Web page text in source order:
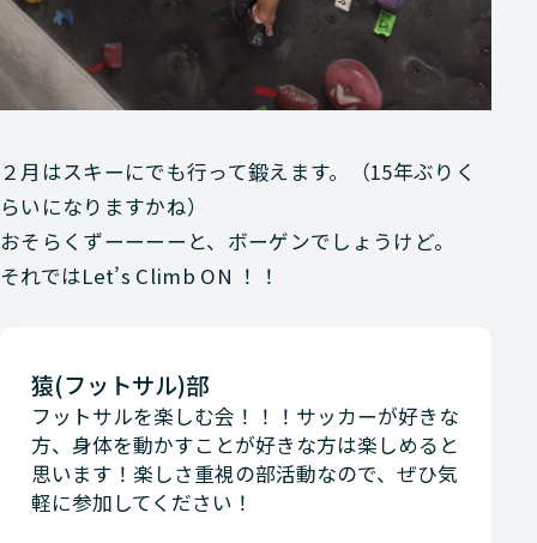
２月はスキーにでも行って鍛えます。（15年ぶりく
らいになりますかね）
おそらくずーーーーと、ボーゲンでしょうけど。
それではLet’s Climb ON ！！
猿(フットサル)部
フットサルを楽しむ会！！！サッカーが好きな
方、身体を動かすことが好きな方は楽しめると
思います！楽しさ重視の部活動なので、ぜひ気
軽に参加してください！